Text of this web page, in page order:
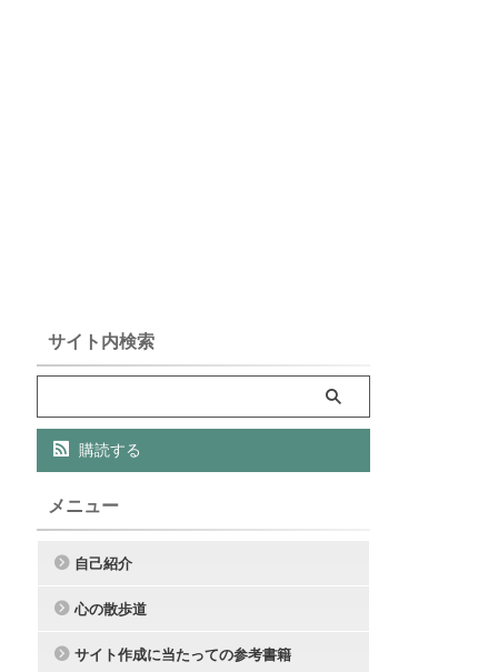
サイト内検索
購読する
メニュー
自己紹介
心の散歩道
サイト作成に当たっての参考書籍